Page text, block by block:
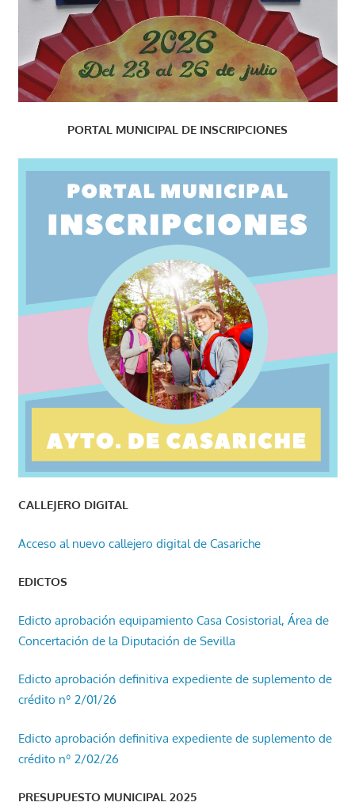
PORTAL MUNICIPAL DE INSCRIPCIONES
CALLEJERO DIGITAL
Acceso al nuevo callejero digital de Casariche
EDICTOS
Edicto aprobación equipamiento Casa Cosistorial, Área de
Concertación de la Diputación de Sevilla
Edicto aprobación definitiva expediente de suplemento de
crédito nº 2/01/26
Edicto aprobación definitiva expediente de suplemento de
crédito nº 2/02/26
PRESUPUESTO MUNICIPAL 2025